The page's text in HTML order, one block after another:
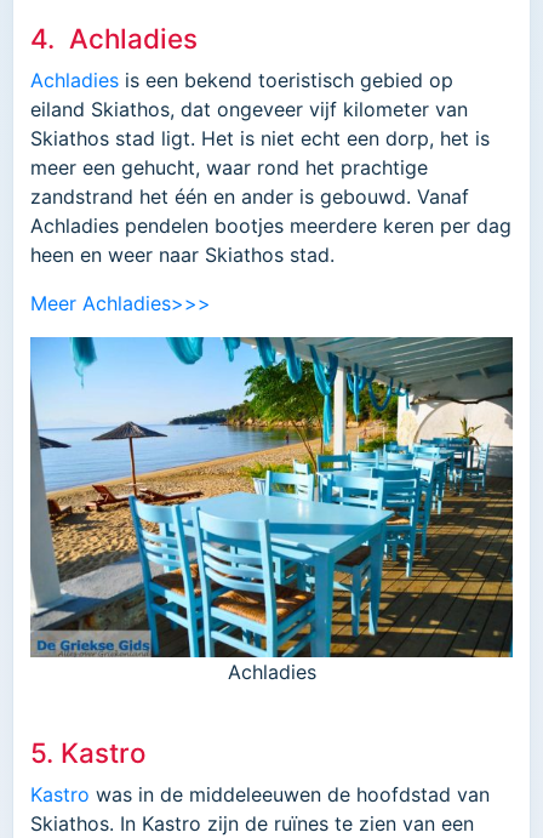
4. Achladies
Achladies is een bekend toeristisch gebied op
eiland Skiathos, dat ongeveer vijf kilometer van
Skiathos stad ligt. Het is niet echt een dorp, het is
meer een gehucht, waar rond het prachtige
zandstrand het één en ander is gebouwd. Vanaf
Achladies pendelen bootjes meerdere keren per dag
heen en weer naar Skiathos stad.
Meer Achladies>>>
Achladies
5. Kastro
Kastro was in de middeleeuwen de hoofdstad van
Skiathos. In Kastro zijn de ruïnes te zien van een